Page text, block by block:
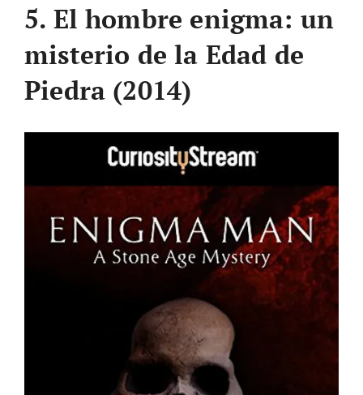
5. El hombre enigma: un
misterio de la Edad de
Piedra (2014)